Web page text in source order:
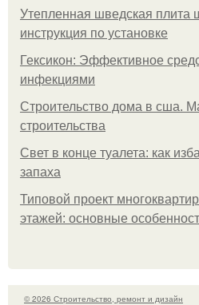
Утепленная шведская плита
инструкция по установке
Гексикон: Эффективное
инфекциями
Строительство дома в сша.
строительства
Свет в конце туалета: как
запаха
Типовой проект
этажей: основные
© 2026 Строительство, ремонт и дизайн